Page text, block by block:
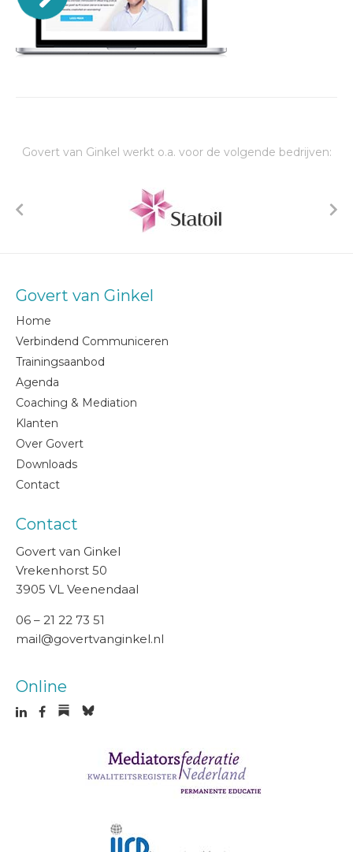
Govert van Ginkel werkt o.a. voor de volgende bedrijven:
Govert van Ginkel
Home
Verbindend Communiceren
Trainingsaanbod
Agenda
Coaching & Mediation
Klanten
Over Govert
Downloads
Contact
Contact
Govert van Ginkel
Vrekenhorst 50
3905 VL Veenendaal
06 – 21 22 73 51
mail@govertvanginkel.nl
Online